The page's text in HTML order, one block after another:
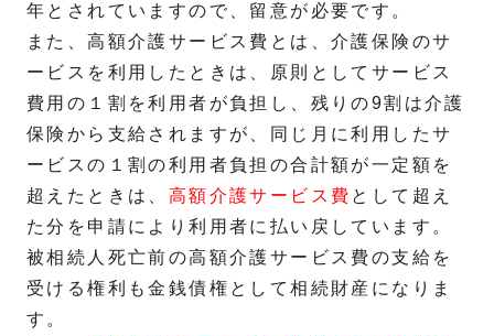
年とされていますので、留意が必要です。
また、高額介護サービス費とは、介護保険のサ
ービスを利用したときは、原則としてサービス
費用の１割を利用者が負担し、残りの9割は介護
保険から支給されますが、同じ月に利用したサ
ービスの１割の利用者負担の合計額が一定額を
超えたときは、 高額介護サービス費 として超え
た分を申請により利用者に払い戻しています。
被相続人死亡前の高額介護サービス費の支給を
受ける権利も金銭債権として相続財産になりま
す。